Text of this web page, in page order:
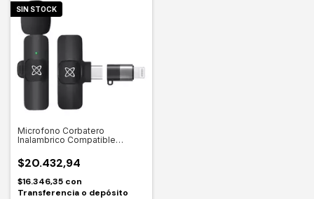
SIN STOCK
Microfono Corbatero
Inalambrico Compatible
Negro Megan Tech K8 USB-C
Ideal Influencer Creador de
Contenido
$20.432,94
$16.346,35 con
Transferencia o depósito